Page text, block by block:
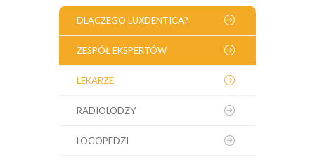
DLACZEGO LUXDENTICA?
ZESPÓŁ EKSPERTÓW
LEKARZE
RADIOLODZY
LOGOPEDZI